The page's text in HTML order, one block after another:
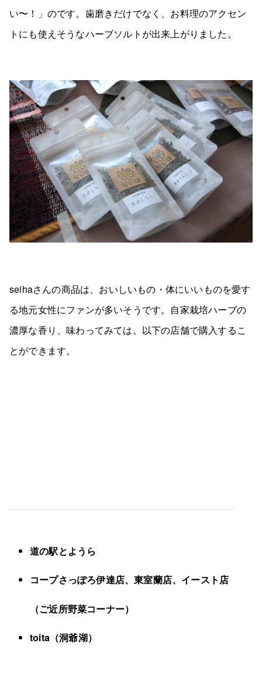
い〜！」のです。歯磨きだけでなく、お料理のアクセン
トにも使えそうなハーブソルトが出来上がりました。
seihaさんの商品は、おいしいもの・体にいいものを愛す
る地元女性にファンが多いそうです。自家栽培ハーブの
濃厚な香り、味わってみては。 以下の店舗で購入するこ
とができます。
道の駅とようら
コープさっぽろ伊達店、東室蘭店、イースト店
（ご近所野菜コーナー）
toita（洞爺湖）